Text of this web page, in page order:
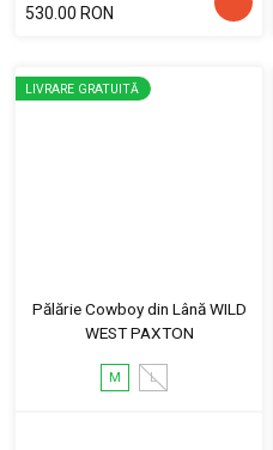
530.00 RON
LIVRARE GRATUITĂ
Pălărie Cowboy din Lână WILD
WEST PAXTON
M L